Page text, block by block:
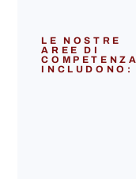
LE NOSTRE
AREE DI
COMPETENZA
INCLUDONO: